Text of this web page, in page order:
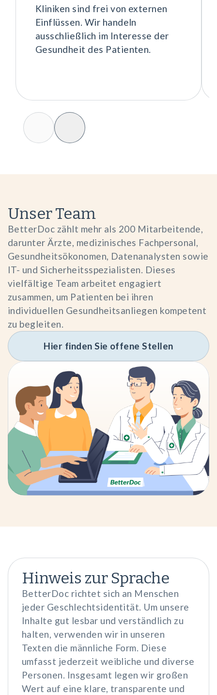
Kliniken sind frei von externen
Einflüssen. Wir handeln
ausschließlich im Interesse der
Slide Prev Slide Next
Unser Team
BetterDoc zählt mehr als 200 Mitarbeitende,
darunter Ärzte, medizinisches Fachpersonal,
Gesundheitsökonomen, Datenanalysten sowie
IT- und Sicherheitsspezialisten. Dieses
vielfältige Team arbeitet engagiert
zusammen, um Patienten bei ihren
individuellen Gesundheitsanliegen kompetent
zu begleiten.
Hier finden Sie offene Stellen
Hinweis zur Sprache
BetterDoc richtet sich an Menschen
jeder Geschlechtsidentität. Um unsere
Inhalte gut lesbar und verständlich zu
halten, verwenden wir in unseren
Texten die männliche Form. Diese
umfasst jederzeit weibliche und diverse
Personen. Insgesamt legen wir großen
Wert auf eine klare, transparente und